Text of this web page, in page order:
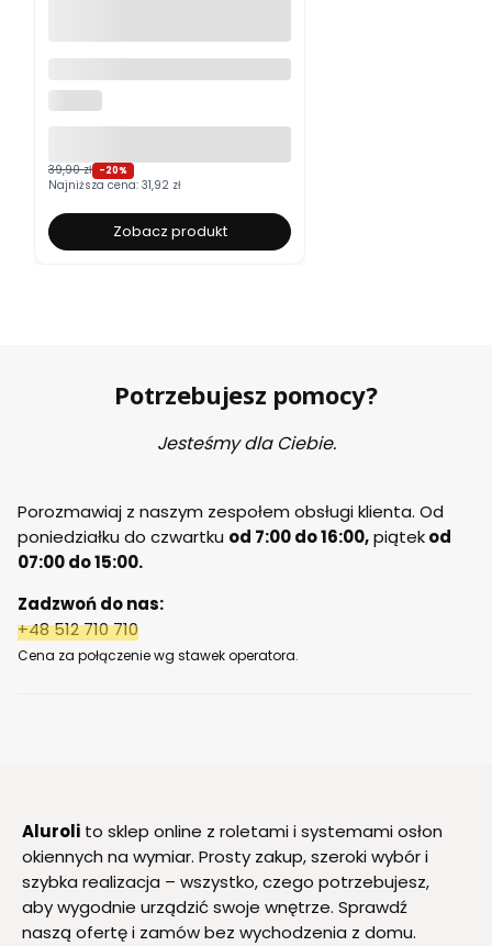
39,90 zł -20%
Najniższa cena: 31,92 zł
Zobacz produkt
Potrzebujesz pomocy?
Jesteśmy dla Ciebie.
Porozmawiaj z naszym zespołem obsługi klienta. Od
poniedziałku do czwartku od 7:00 do 16:00,piątekod
07:00 do 15:00.
Zadzwoń do nas:
+48 512 710 710
Cena za połączenie wg stawek operatora.
Aluroli to sklep online z roletami i systemami osłon
okiennych na wymiar. Prosty zakup, szeroki wybór i
szybka realizacja – wszystko, czego potrzebujesz,
aby wygodnie urządzić swoje wnętrze. Sprawdź
naszą ofertę i zamów bez wychodzenia z domu.